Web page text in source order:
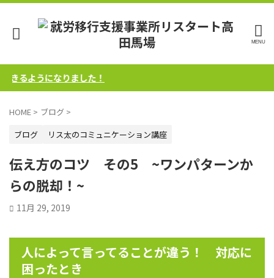
ようになりました！
HOME > ブログ >
ブログ
リス太のコミュニケーション講座
伝え方のコツ その5 ~ワンパターンか
らの脱却！~
11月 29, 2019
人によって言ってることが違う！ 対応に
困ったとき